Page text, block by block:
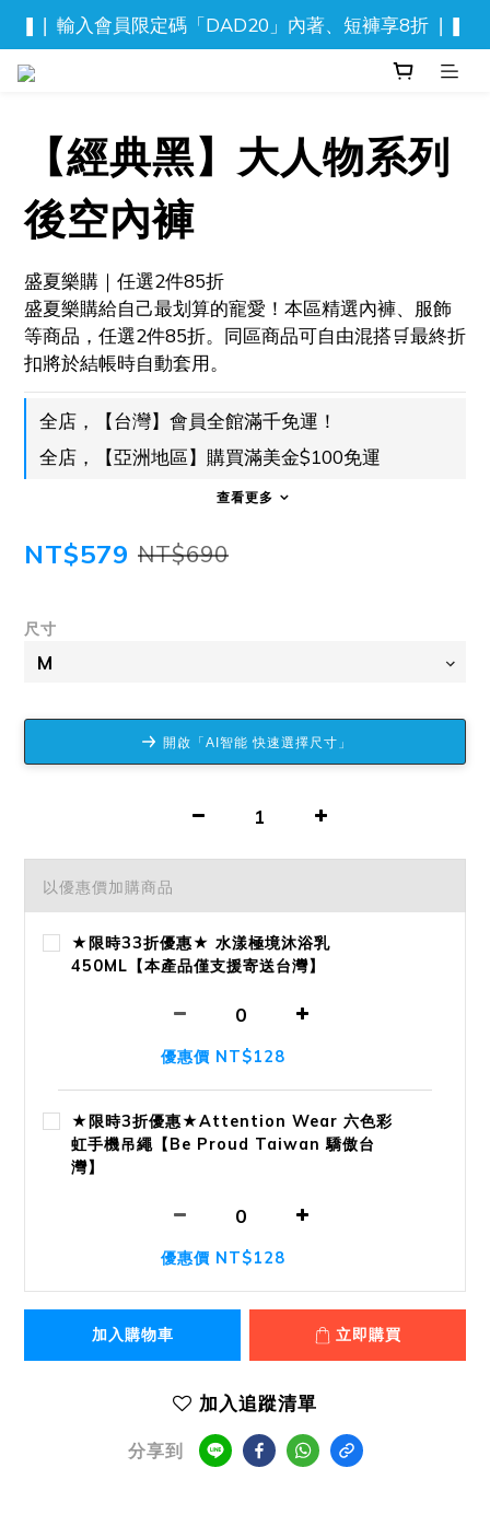
❚❘ 輸入會員限定碼「DAD20」內著、短褲享8折 ❘❚
新品上市！流光迷彩泳褲
❚❘ 輸入會員限定碼「DAD20」內著、短褲享8折 ❘❚
【經典黑】大人物系列
後空內褲
盛夏樂購｜任選2件85折
盛夏樂購給自己最划算的寵愛！本區精選內褲、服飾
等商品，任選2件85折。同區商品可自由混搭🛒最終折
扣將於結帳時自動套用。
全店，【台灣】會員全館滿千免運！
全店，【亞洲地區】購買滿美金$100免運
查看更多
NT$579 NT$690
尺寸
開啟「AI智能 快速選擇尺寸」
以優惠價加購商品
★限時33折優惠★ 水漾極境沐浴乳
450ML【本產品僅支援寄送台灣】
優惠價 NT$128
★限時3折優惠★Attention Wear 六色彩
虹手機吊繩【Be Proud Taiwan 驕傲台
灣】
優惠價 NT$128
加入購物車 立即購買
加入追蹤清單
分享到